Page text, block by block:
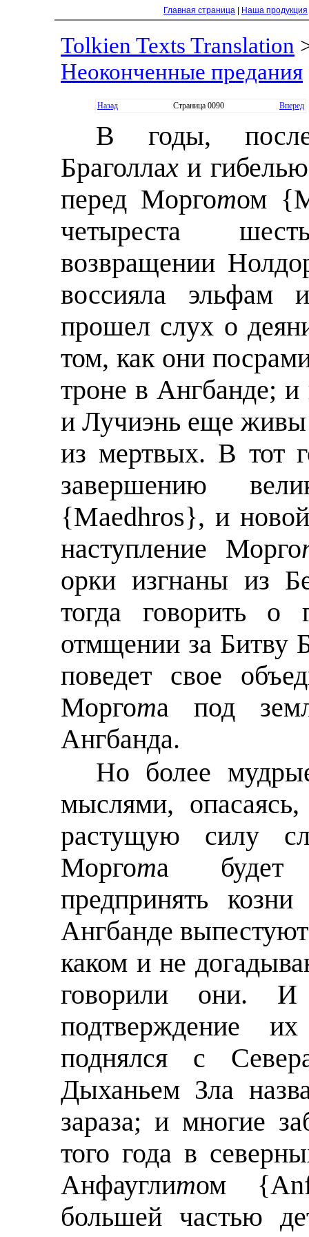
Главная страница Наша продукция
Tolkien Texts Translation
Неоконченные предания
Назад Страница 0090 Вперед
В годы,
Браголлах и
перед Морготом
четыреста
возвращении
воссияла
прошел слух о
том, как они
троне в Ангбанде;
и Лучиэнь еще живы
из мертвых. В тот
завершению
{Maedhros}, и
наступление Морго
орки изгнаны из
тогда говорить
отмщении за Битву
поведет свое
Моргота под
Ангбанда.
Но более
мыслями,
растущую силу
Моргота будет
предпринять
Ангбанде
каком и не
говорили они.
подтверждение
поднялся с
Дыханьем Зла
зараза; и многие
того года в
Анфауглитом
большей частью